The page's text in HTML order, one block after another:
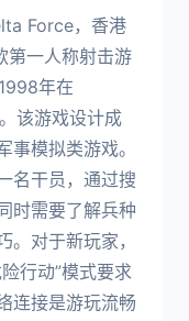
Force，香港
第一人称射击游
年在
该游戏设计成
模拟类游戏。
名干员，通过搜
时需要了解兵种
对于新玩家，
行动”模式要求
连接是游玩流畅